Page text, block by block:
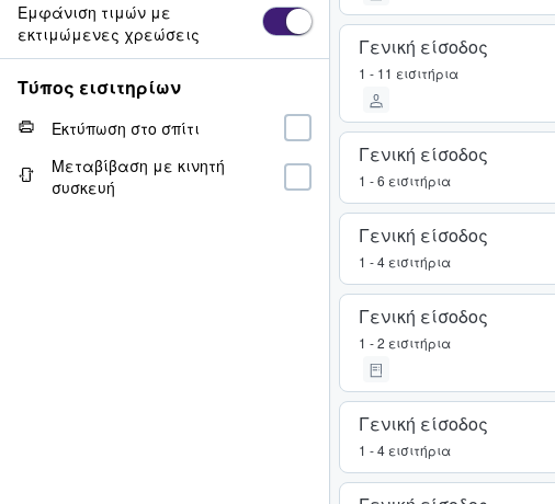
Γενική είσοδος
1 - 11 εισιτήρια
Γενική είσοδος
1 - 6 εισιτήρια
Γενική είσοδος
1 - 4 εισιτήρια
Γενική είσοδος
1 - 2 εισιτήρια
Γενική είσοδος
1 - 4 εισιτήρια
Εμφάνιση τιμών με
εκτιμώμενες χρεώσεις
Τύπος εισιτηρίων
Εκτύπωση στο σπίτι
Μεταβίβαση με κινητή
συσκευή